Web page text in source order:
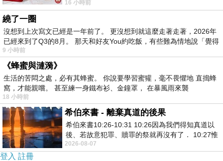
當然，PAUL出名的是他百年來的傳統麵包和甜點
這一天我也是第一次吃他的晚餐，所以也蠻期待的
仁愛店在2008年秋天開幕，我還記得那時我們瘋狂的想盡辦法要去吃草
莓千層派
智課的她,特來傾
16 小時前
繞了一圈
沒想到上次寫文已經是一年前了。 更沒想到就這麼走著走著，2026年
已經來到了Q3的8月。 那天和好友You約吃飯，有些難為情地說「覺得
9 小時前
《蜂蜜與漣漪》
生活的苦悶之處，必有其蜂蜜。 你說要學習蜜獾，毫不畏懼地 直搗蜂
窩，才能親嚐。 甚至練一身鐵布衫、金鐘罩， 在暴風雨來襲
18 小時前
希伯來書 - 離棄真道的後果
希伯來書10:26-10:31 10:26因為我們得知真道以
後、若故意犯罪、贖罪的祭就再沒有了． 10:27惟
有戰懼等候審判和那燒滅眾敵人的烈火
2026-08-07
登入 註冊